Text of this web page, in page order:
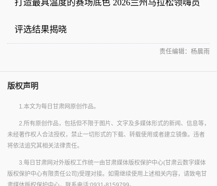
打造最具温度的赛场底色 2026兰州马拉松领嗨员
评选结果揭晓
责任编辑：杨晨雨
版权声明
1.本文为每日甘肃网原创作品。
2.所有原创作品，包括但不限于图片、文字及多媒体形式的新闻、信息等，
未经著作权人合法授权，禁止一切形式的下载、转载使用或者建立镜像。违者
将依法追究其相关法律责任。
3.每日甘肃网对外版权工作统一由甘肃媒体版权保护中心(甘肃云数字媒体
版权保护中心有限责任公司)受理对接。如需继续使用上述相关内容，请致电甘